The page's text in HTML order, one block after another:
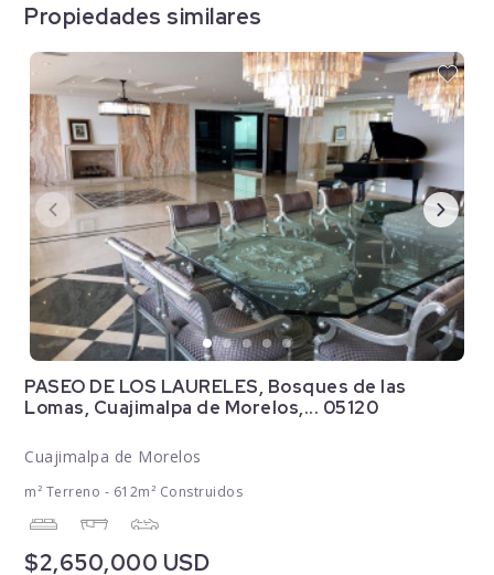
Propiedades similares
PASEO DE LOS LAURELES, Bosques de las
Lomas, Cuajimalpa de Morelos,... 05120
Cuajimalpa de Morelos
m² Terreno - 612m² Construidos
$2,650,000 USD